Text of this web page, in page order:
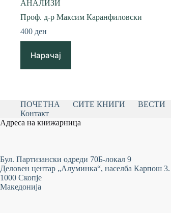
АНАЛИЗИ
Проф. д-р Максим Каранфиловски
400 ден
Нарачај
ПОЧЕТНА СИТЕ КНИГИ ВЕСТИ
Контакт
Адреса на книжарница
Бул. Партизански одреди 70Б-локал 9
Деловен центар „Алуминка“, населба Карпош 3.
1000 Скопје
Македонија